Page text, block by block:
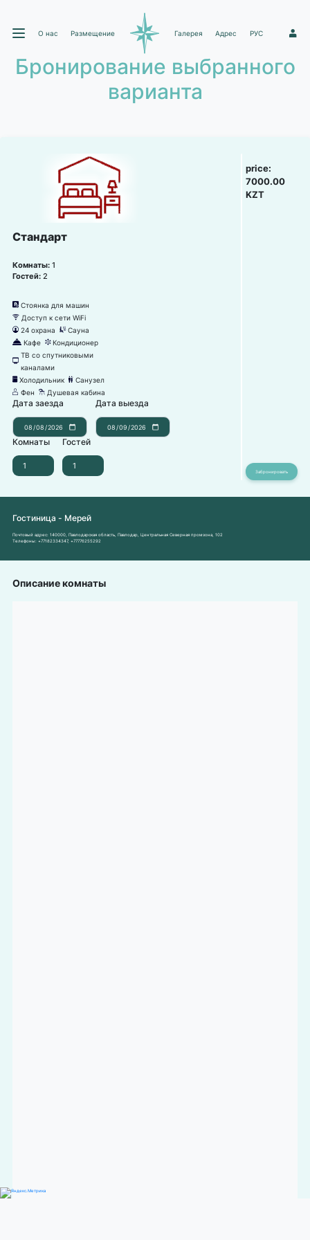
О нас Размещение Галерея Адрес РУС 1
Бронирование выбранного
варианта
Стандарт
Комнаты: 1
Гостей: 2
냧 Стоянка для машин
뀄 Доступ к сети WiFi
댑 24 охрана 끤 Сауна
덐 Кафе 뀸 Кондиционер
넎
ТВ со спутниковыми
каналами
녒 Холодильник 댃 Санузел
덶 Фен 댴 Душевая кабина
Дата заезда Дата выезда
Комнаты Гостей
price:
7000.00
KZT
Гостиница - Мерей
Почтовый адрес: 140000, Павлодарская область, Павлодар, Центральная Северная промзона, 102
Телефоны: +77182334347, +77776255292
Описание комнаты